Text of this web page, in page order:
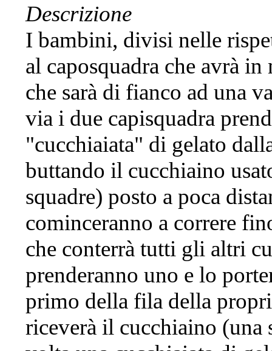
Descrizione
I bambini, divisi nelle
al caposquadra che avrà
che sarà di fianco ad una
via i due capisquadra
"cucchiaiata" di gelato
buttando il cucchiaino
squadre) posto a poca
cominceranno a correre
che conterrà tutti gli altri
prenderanno uno e lo
primo della fila della
riceverà il cucchiaino (una